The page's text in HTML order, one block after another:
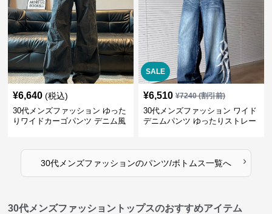
¥6,640 (税込)
30代メンズファッション ゆった
りワイドカーゴパンツ デニム風
SALE
¥6,510 ¥7240(割引前)
30代メンズファッション ワイド
デニムパンツ ゆったりストレー
30代メンズファッションのパンツ/ボトムス一覧へ ›
30代メンズファッショントップスのおすすめアイテム